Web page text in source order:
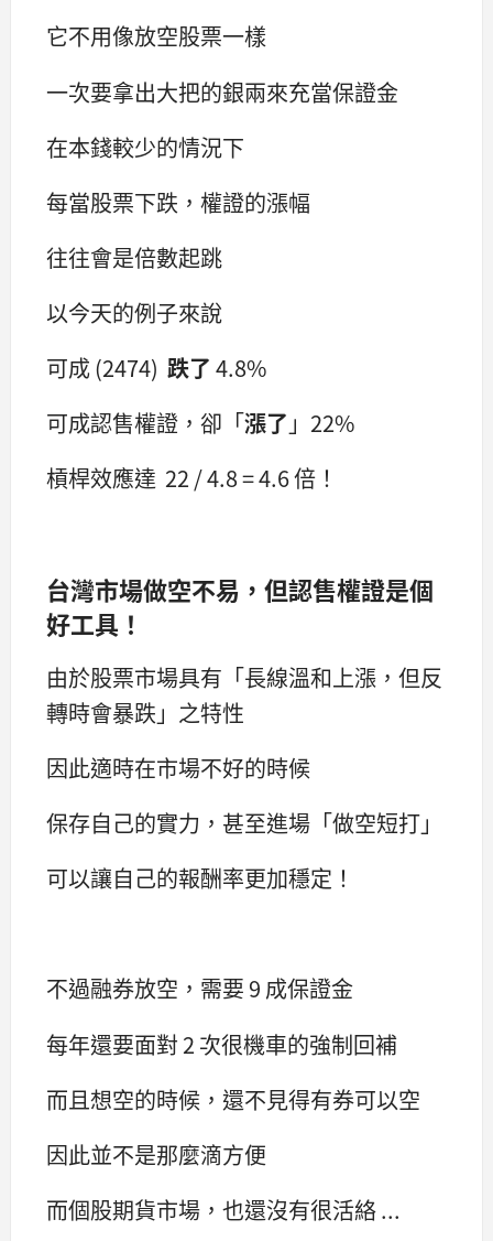
它不用像放空股票一樣
一次要拿出大把的銀兩來充當保證金
在本錢較少的情況下
每當股票下跌，權證的漲幅
往往會是倍數起跳
以今天的例子來說
可成 (2474) 跌了 4.8%
可成認售權證，卻「漲了 」22%
槓桿效應達 22 / 4.8 = 4.6 倍！
台灣市場做空不易，但認售權證是個
好工具！
由於股票市場具有「長線溫和上漲，但反
轉時會暴跌」之特性
因此適時在市場不好的時候
保存自己的實力，甚至進場「做空短打」
可以讓自己的報酬率更加穩定！
不過融券放空，需要 9 成保證金
每年還要面對 2 次很機車的強制回補
而且想空的時候，還不見得有券可以空
因此並不是那麼滴方便
而個股期貨市場，也還沒有很活絡 ...